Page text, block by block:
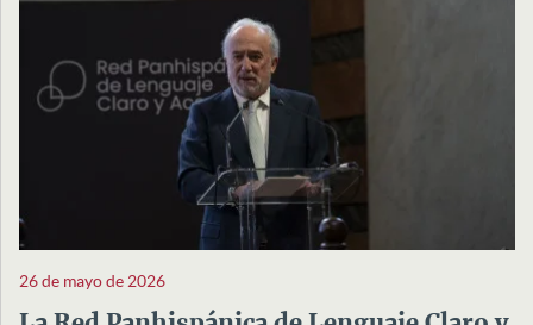
26 de mayo de 2026